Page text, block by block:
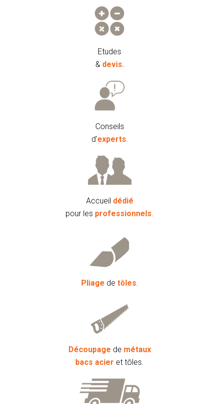
Etudes
& devis.
Conseils
d’experts
Accueil dédié
pour les professionnels.
Pliage de tôles.
Découpage de métaux
bacs acier et tôles.